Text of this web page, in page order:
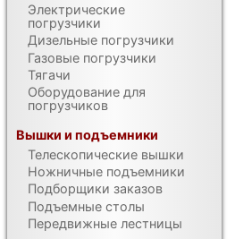
Электрические
погрузчики
Дизельные погрузчики
Газовые погрузчики
Тягачи
Оборудование для
погрузчиков
Вышки и подъемники
Телескопические вышки
Ножничные подъемники
Подборщики заказов
Подъемные столы
Передвижные лестницы